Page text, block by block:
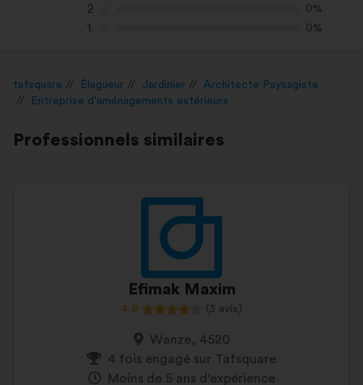
2 0%
1 0%
tafsquare Élagueur Jardinier
Architecte Paysagiste
Entreprise d'aménagements extérieurs
Professionnels similaires
Efimak Maxim
4,8 (3 avis)
Wanze, 4520
4 fois engagé sur Tafsquare
Moins de 5 ans d'expérience